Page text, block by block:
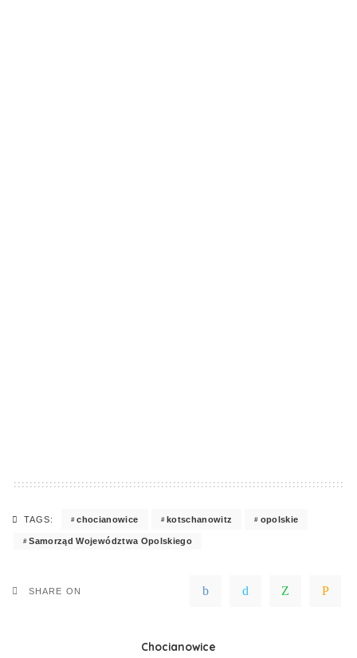
TAGS: chocianowice kotschanowitz opolskie
Samorząd Województwa Opolskiego
SHARE ON
Chocianowice